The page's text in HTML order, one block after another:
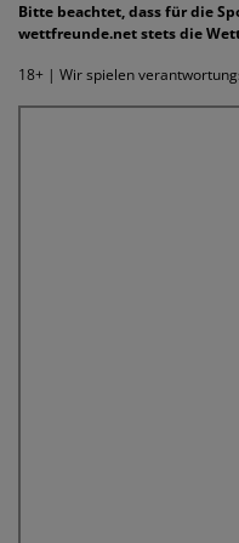
Bitte beachtet, dass für die
wettfreunde.net stets die
18+ | Wir spielen